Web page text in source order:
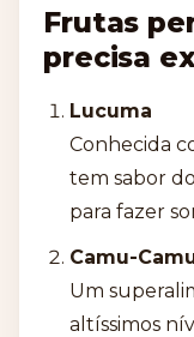
Frutas
precisa
Lucuma
Conhecida
tem sabor
para fazer
Camu-
Um
altíssimos